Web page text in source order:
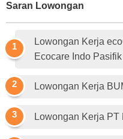
Saran Lowongan
Lowongan Kerja
Ecocare Indo
Lowongan Kerja
Lowongan Kerja